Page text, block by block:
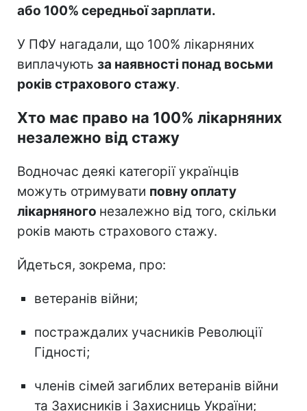
або 100% середньої зарплати.
У ПФУ нагадали, що 100% лікарняних
виплачують за наявності понад восьми
років страхового стажу.
Хто має право на 100% лікарняних
незалежно від стажу
Водночас деякі категорії українців
можуть отримувати повну оплату
лікарняного незалежно від того, скільки
років мають страхового стажу.
Йдеться, зокрема, про:
ветеранів війни;
постраждалих учасників Революції
Гідності;
членів сімей загиблих ветеранів війни
та Захисників і Захисниць України;